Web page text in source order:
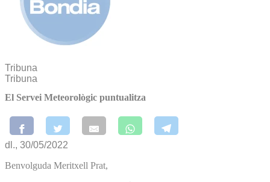
Tribuna
Tribuna
El Servei Meteorològic puntualitza
dl., 30/05/2022
Benvolguda Meritxell Prat,